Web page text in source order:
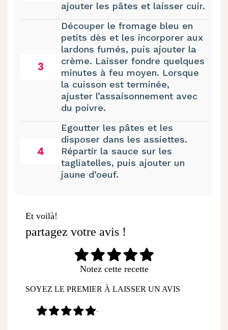
ajouter les pâtes et laisser cuir.
3
Découper le fromage bleu en
petits dès et les incorporer aux
lardons fumés, puis ajouter la
crème. Laisser fondre quelques
minutes à feu moyen. Lorsque
la cuisson est terminée,
ajuster l’assaisonnement avec
du poivre.
4
Egoutter les pâtes et les
disposer dans les assiettes.
Répartir la sauce sur les
tagliatelles, puis ajouter un
jaune d’oeuf.
Et voilà!
partagez votre avis !
Notez cette recette
SOYEZ LE PREMIER À LAISSER UN AVIS
-